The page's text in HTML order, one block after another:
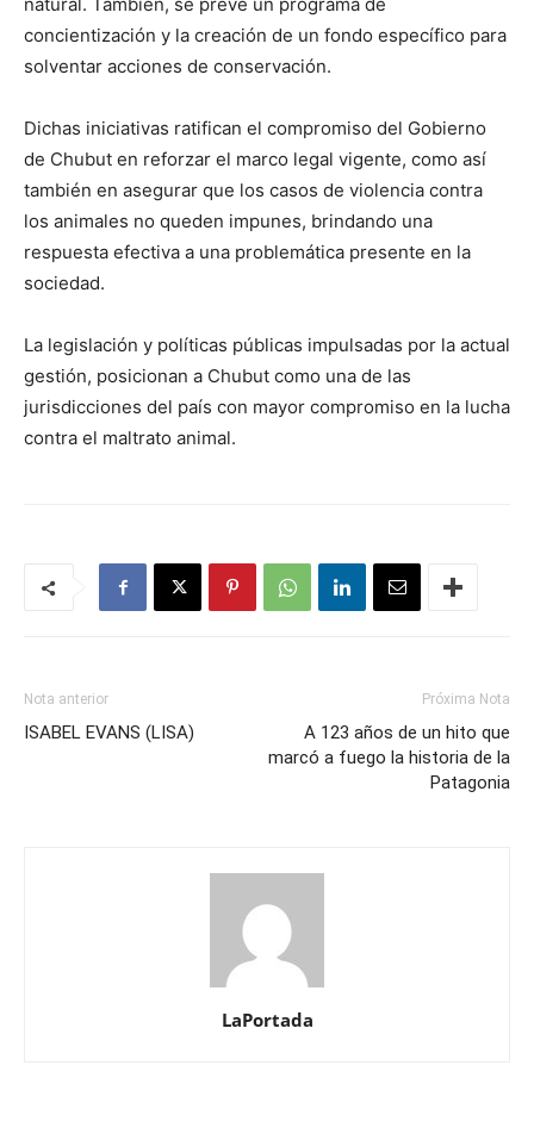
concientización y la creación de un fondo específico para
solventar acciones de conservación.
Dichas iniciativas ratifican el compromiso del Gobierno
de Chubut en reforzar el marco legal vigente, como así
también en asegurar que los casos de violencia contra
los animales no queden impunes, brindando una
respuesta efectiva a una problemática presente en la
sociedad.
La legislación y políticas públicas impulsadas por la actual
gestión, posicionan a Chubut como una de las
jurisdicciones del país con mayor compromiso en la lucha
contra el maltrato animal.
Nota anterior
ISABEL EVANS (LISA)
Próxima Nota
A 123 años de un hito que
marcó a fuego la historia de la
Patagonia
LaPortada